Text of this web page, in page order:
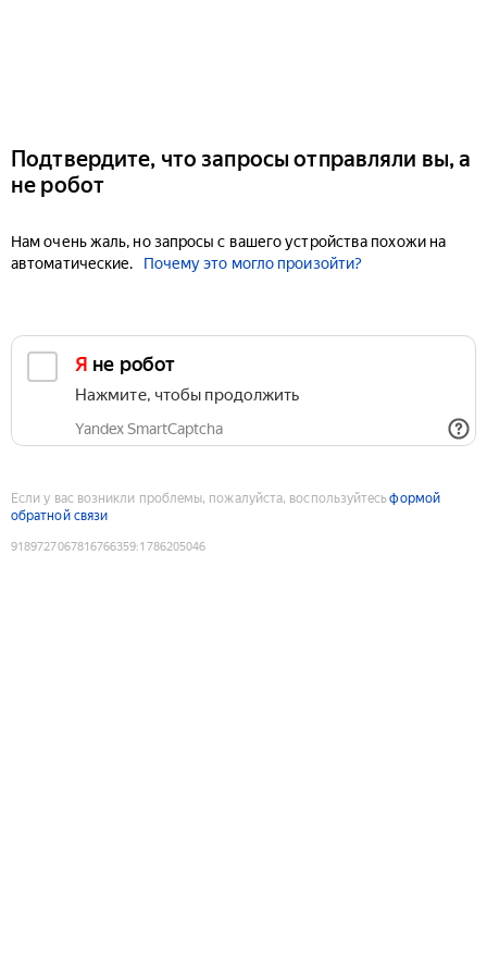
Подтвердите, что запросы отправляли вы, а
не робот
Нам очень жаль, но запросы с вашего устройства похожи на
автоматические.
Почему это могло произойти?
Я не робот
Нажмите, чтобы продолжить
Yandex SmartCaptcha
Если у вас возникли проблемы, пожалуйста, воспользуйтесьформой
обратной связи
9189727067816766359:1786205046